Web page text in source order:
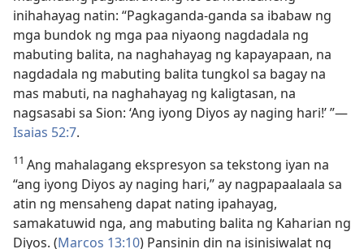
inihahayag natin: “Pagkaganda-ganda sa ibabaw ng
mga bundok ng mga paa niyaong nagdadala ng
mabuting balita, na naghahayag ng kapayapaan, na
nagdadala ng mabuting balita tungkol sa bagay na
mas mabuti, na naghahayag ng kaligtasan, na
nagsasabi sa Sion: ‘Ang iyong Diyos ay naging hari!’ ”​—
Isaias 52:7.
11 Ang mahalagang ekspresyon sa tekstong iyan na
“ang iyong Diyos ay naging hari,” ay nagpapaalaala sa
atin ng mensaheng dapat nating ipahayag,
samakatuwid nga, ang mabuting balita ng Kaharian ng
Diyos. (Marcos 13:10) Pansinin din na isinisiwalat ng